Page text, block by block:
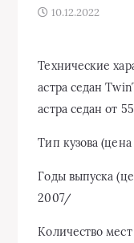
10.12.2022
Технические
астра седан
астра седан от
Тип кузова
Годы выпуска
2007/
Количество